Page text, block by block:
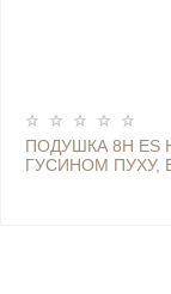
ПОДУШКА 8H ES
ГУСИНОМ ПУХУ,